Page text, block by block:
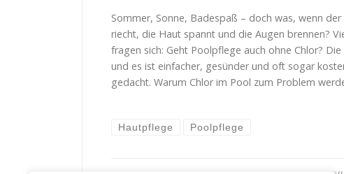
Sommer, Sonne, Badespaß – doch was, wenn der
riecht, die Haut spannt und die Augen brennen?
fragen sich: Geht Poolpflege auch ohne Chlor?
und es ist einfacher, gesünder und oft sogar
gedacht. Warum Chlor im Pool zum Problem
Hautpflege Poolpflege